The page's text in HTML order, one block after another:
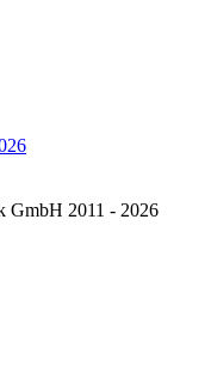
GmbH 2011 - 2026